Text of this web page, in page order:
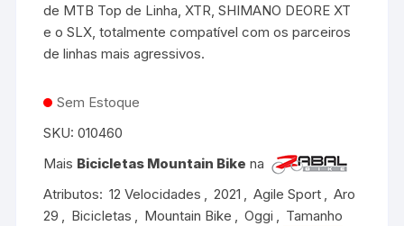
de MTB Top de Linha, XTR, SHIMANO DEORE XT
e o SLX, totalmente compatível com os parceiros
de linhas mais agressivos.
Sem Estoque
SKU:010460
Mais Bicicletas Mountain Bike na
Atributos: 12 Velocidades , 2021 , Agile Sport , Aro
29 , Bicicletas , Mountain Bike , Oggi , Tamanho